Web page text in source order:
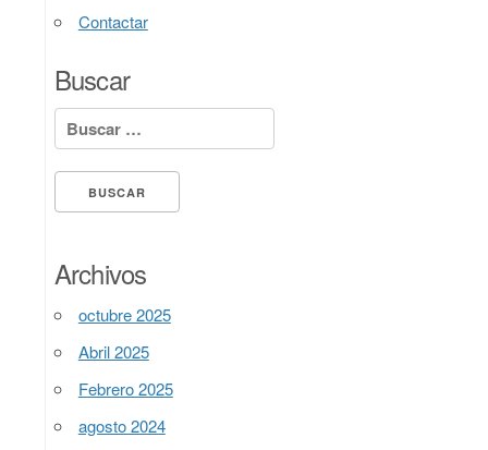
Contactar
Buscar
Buscar:
Archivos
octubre 2025
Abril 2025
Febrero 2025
agosto 2024